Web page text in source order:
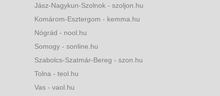
Jász-Nagykun-Szolnok - szoljon.hu
Komárom-Esztergom - kemma.hu
Nógrád - nool.hu
Somogy - sonline.hu
Szabolcs-Szatmár-Bereg - szon.hu
Tolna - teol.hu
Vas - vaol.hu